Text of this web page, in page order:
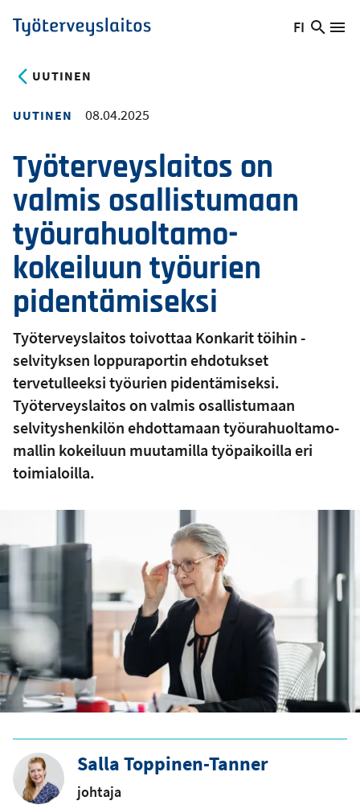
Hyppää
pääsisältöön
Työterveyslaitos
Vaihda
FI
Hae
UUTINEN
UUTINEN 08.04.2025
Työterveyslaitos on
valmis osallistumaan
työurahuoltamo-
kokeiluun työurien
pidentämiseksi
Työterveyslaitos toivottaa Konkarit töihin -
selvityksen loppuraportin ehdotukset
tervetulleeksi työurien pidentämiseksi.
Työterveyslaitos on valmis osallistumaan
selvityshenkilön ehdottamaan työurahuoltamo-
mallin kokeiluun muutamilla työpaikoilla eri
toimialoilla.
Salla Toppinen-Tanner
johtaja